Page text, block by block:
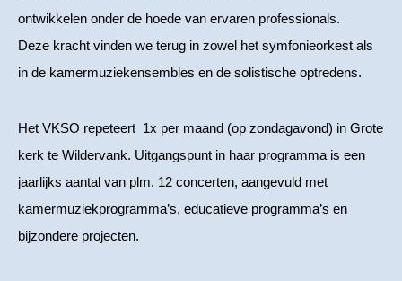
ontwikkelen onder de hoede van ervaren professionals.
Deze kracht vinden we terug in zowel het symfonieorkest als
in de kamermuziekensembles en de solistische optredens.
Het VKSO repeteert 1x per maand (op zondagavond) in Grote
kerk te Wildervank. Uitgangspunt in haar programma is een
jaarlijks aantal van plm. 12 concerten, aangevuld met
kamermuziekprogramma’s, educatieve programma’s en
bijzondere projecten.